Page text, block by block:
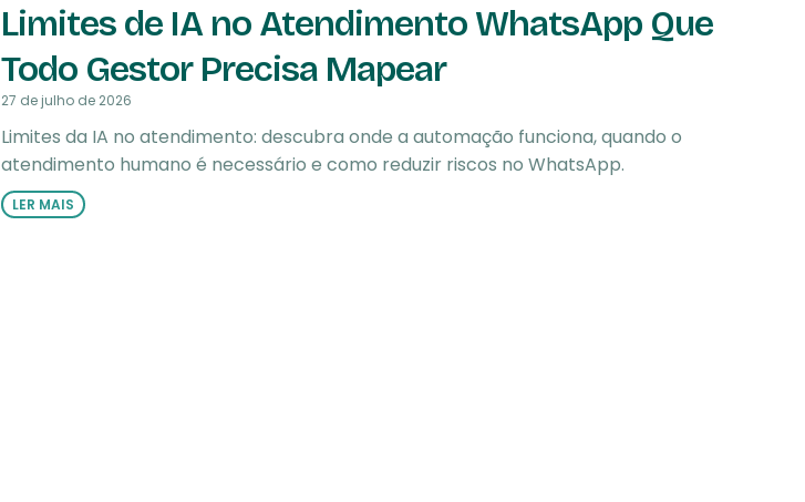
Limites de IA no Atendimento WhatsApp Que
Todo Gestor Precisa Mapear
27 de julho de 2026
Limites da IA no atendimento: descubra onde a automação funciona, quando o
atendimento humano é necessário e como reduzir riscos no WhatsApp.
LER MAIS